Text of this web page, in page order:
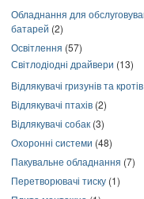
Обладнання для
батарей (2)
Освітлення (57)
Світлодіодні драйвери (13)
Відлякувачі гризунів та кротів
Відлякувачі птахів (2)
Відлякувачі собак (3)
Охоронні системи (48)
Пакувальне обладнання (7)
Перетворювачі тиску (1)